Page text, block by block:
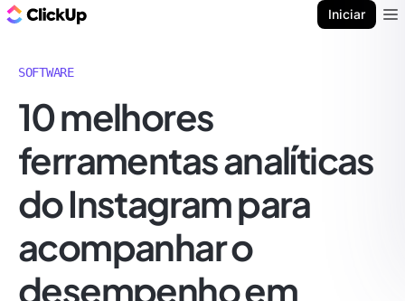
Iniciar
SOFTWARE
10 melhores
ferramentas analíticas
do Instagram para
acompanhar o
desempenho em